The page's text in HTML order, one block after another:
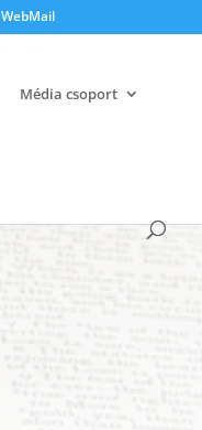
WebMail
Média csoport